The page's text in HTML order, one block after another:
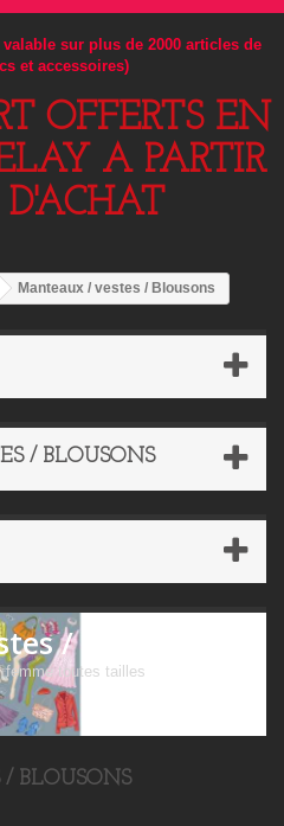
sur plus de 2000 articles de
et accessoires)
OFFERTS EN
A PARTIR
Manteaux / vestes / Blousons
/ BLOUSONS
/ Blousons
toutes tailles
BLOUSONS